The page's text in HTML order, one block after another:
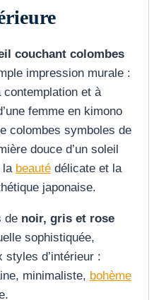
couchant colombes
impression murale :
contemplation et à
femme en kimono
colombes symboles de
douce d’un soleil
la beauté délicate et la
japonaise.
de noir, gris et rose
sophistiquée,
styles d’intérieur :
minimaliste, bohème